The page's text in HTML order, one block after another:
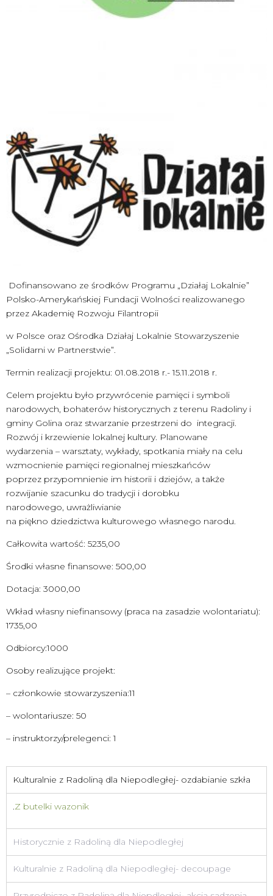
Dofinansowano ze środków Programu „Działaj Lokalnie”
Polsko-Amerykańskiej Fundacji Wolności realizowanego
przez Akademię Rozwoju Filantropii
w Polsce oraz Ośrodka Działaj Lokalnie Stowarzyszenie
„Solidarni w Partnerstwie”.
Termin realizacji projektu: 01.08.2018 r.- 15.11.2018 r.
Celem projektu było przywrócenie pamięci i symboli
narodowych, bohaterów historycznych z terenu Radoliny i
gminy Golina oraz stwarzanie przestrzeni do integracji.
Rozwój i krzewienie lokalnej kultury. Planowane
wydarzenia – warsztaty, wykłady, spotkania miały na celu
wzmocnienie pamięci regionalnej mieszkańców
poprzez przypomnienie im historii i dziejów, a także
rozwijanie szacunku do tradycji i dorobku
narodowego, uwrażliwianie
na piękno dziedzictwa kulturowego własnego narodu.
Całkowita wartość: 5235,00
Środki własne finansowe: 500,00
Dotacja: 3000,00
Wkład własny niefinansowy (praca na zasadzie wolontariatu):
1735,00
Odbiorcy:1000
Osoby realizujące projekt:
– członkowie stowarzyszenia:11
– wolontariusze: 50
– instruktorzy/prelegenci: 1
Kulturalnie z Radoliną dla Niepodległej- ozdabianie szkła
.Z butelki wazonik
Historycznie z Radoliną dla Niepodległej
Kulturalnie z Radoliną dla Niepodległej- decoupage